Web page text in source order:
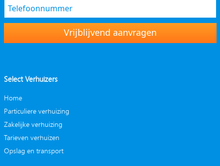
Vrijblijvend aanvragen
Select Verhuizers
Home
Particuliere verhuizing
Zakelijke verhuizing
Tarieven verhuizen
Opslag en transport